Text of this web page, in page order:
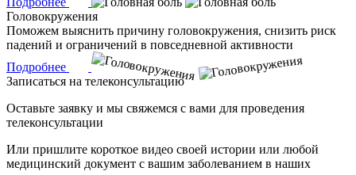
Головокружения
Поможем выяснить причину головокружения, снизить риск
падений и ограничений в повседневной активности
Подробнее
Записаться на телеконсультацию
Оставьте заявку и мы свяжемся с вами для проведения
телеконсультации
Или пришлите короткое видео своей истории или любой
медицинский документ с вашим заболеванием в наших